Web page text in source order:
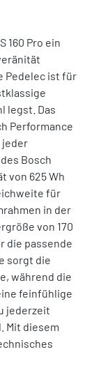
160 Pro ein
Pedelec ist für
legst. Das
Performance
jeder
Bosch
von 625 Wh
für
in der
von 170
die passende
sorgt die
während die
feinfühlige
jederzeit
Mit diesem